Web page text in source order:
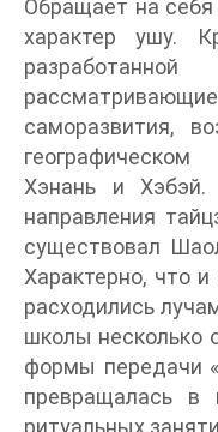
Обращает на
характер ушу.
саморазвития,
Хэнань и
направления
существовал
Характерно, что
расходились
школы несколько
формы передачи
превращалась
ритуальных